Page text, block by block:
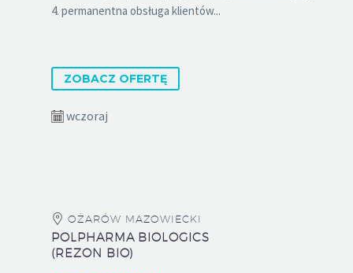
4. permanentna obsługa klientów...
ZOBACZ OFERTĘ
wczoraj
OŻARÓW MAZOWIECKI
POLPHARMA BIOLOGICS
(REZON BIO)